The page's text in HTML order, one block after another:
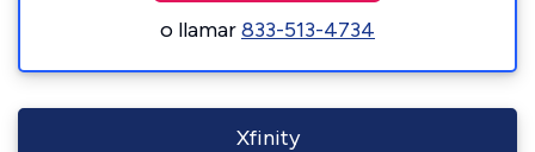
o llamar833-513-4734
Xfinity